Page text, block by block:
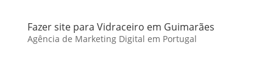
Fazer site para Vidraceiro em Guimarães
Agência de Marketing Digital em Portugal